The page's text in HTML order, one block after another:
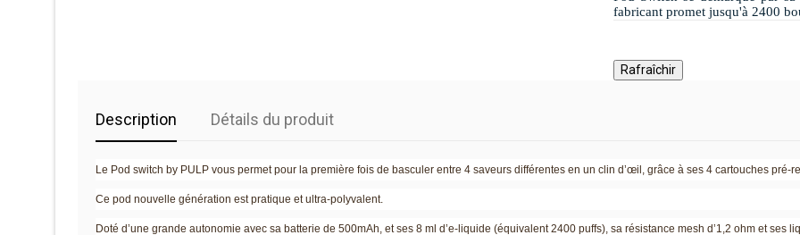
fabricant promet jusqu'à 2400
Description Détails du produit
Le Pod switch by PULP vous permet pour la première fois de basculer entre 4 saveurs différentes en un clin d’œil, grâce à ses 4 cartouches
Ce pod nouvelle génération est pratique et ultra-polyvalent.
Doté d’une grande autonomie avec sa batterie de 500mAh, et ses 8 ml d’e-liquide (équivalent 2400 puffs), sa résistance mesh d’1,2 ohm et